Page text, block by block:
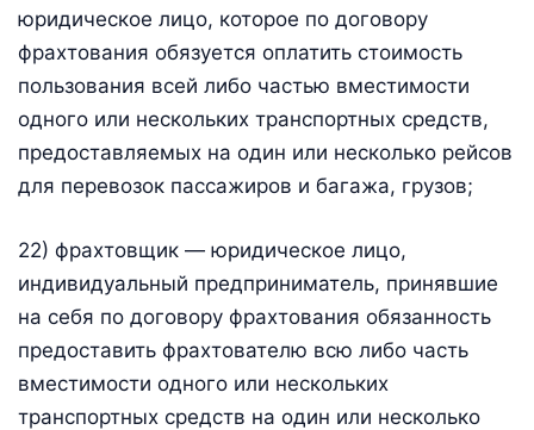
юридическое лицо, которое по договору
фрахтования обязуется оплатить стоимость
пользования всей либо частью вместимости
одного или нескольких транспортных средств,
предоставляемых на один или несколько рейсов
для перевозок пассажиров и багажа, грузов;
22) фрахтовщик — юридическое лицо,
индивидуальный предприниматель, принявшие
на себя по договору фрахтования обязанность
предоставить фрахтователю всю либо часть
вместимости одного или нескольких
транспортных средств на один или несколько